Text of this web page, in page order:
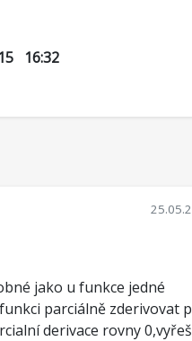
16:32
jako u funkce jedné
parciálně zderivovat
derivace rovny